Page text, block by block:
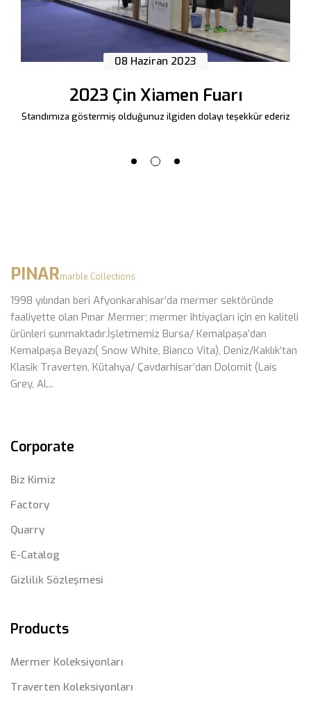
08 Haziran 2023
2023 Çin Xiamen Fuarı
Standımıza göstermiş olduğunuz ilgiden dolayı teşekkür ederiz
PINARmarble Collections
1998 yılından beri Afyonkarahisar’da mermer sektöründe
faaliyette olan Pınar Mermer; mermer ihtiyaçları için en kaliteli
ürünleri sunmaktadır.İşletmemiz Bursa/ Kemalpaşa’dan
Kemalpaşa Beyazı( Snow White, Bianco Vita), Deniz/Kaklık’tan
Klasik Traverten, Kütahya/ Çavdarhisar’dan Dolomit (Lais
Grey, Al...
Corporate
Biz Kimiz
Factory
Quarry
E-Catalog
Gizlilik Sözleşmesi
Products
Mermer Koleksiyonları
Traverten Koleksiyonları